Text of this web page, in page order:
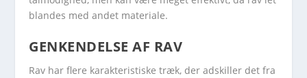
blandes med andet materiale.
GENKENDELSE AF RAV
Rav har flere karakteristiske træk, der adskiller det fra